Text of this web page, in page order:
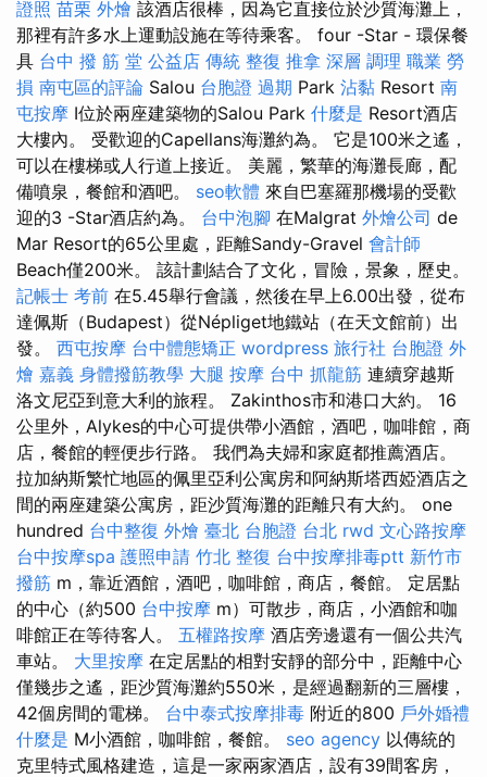
證照 苗栗 外燴 該酒店很棒，因為它直接位於沙質海灘上，
那裡有許多水上運動設施在等待乘客。 four -Star - 環保餐
具 台中 撥 筋 堂 公益店 傳統 整復 推拿 深層 調理 職業 勞
損 南屯區的評論 Salou 台胞證 過期 Park 沾黏 Resort 南
屯按摩 I位於兩座建築物的Salou Park 什麼是 Resort酒店
大樓內。 受歡迎的Capellans海灘約為。 它是100米之遙，
可以在樓梯或人行道上接近。 美麗，繁華的海灘長廊，配
備噴泉，餐館和酒吧。 seo軟體 來自巴塞羅那機場的受歡
迎的3 -Star酒店約為。 台中泡腳 在Malgrat 外燴公司 de
Mar Resort的65公里處，距離Sandy-Gravel 會計師
Beach僅200米。 該計劃結合了文化，冒險，景象，歷史。
記帳士 考前 在5.45舉行會議，然後在早上6.00出發，從布
達佩斯（Budapest）從Népliget地鐵站（在天文館前）出
發。 西屯按摩 台中體態矯正 wordpress 旅行社 台胞證 外
燴 嘉義 身體撥筋教學 大腿 按摩 台中 抓龍筋 連續穿越斯
洛文尼亞到意大利的旅程。 Zakinthos市和港口大約。 16
公里外，Alykes的中心可提供帶小酒館，酒吧，咖啡館，商
店，餐館的輕便步行路。 我們為夫婦和家庭都推薦酒店。
拉加納斯繁忙地區的佩里亞利公寓房和阿納斯塔西婭酒店之
間的兩座建築公寓房，距沙質海灘的距離只有大約。 one
hundred 台中整復 外燴 臺北 台胞證 台北 rwd 文心路按摩
台中按摩spa 護照申請 竹北 整復 台中按摩排毒ptt 新竹市
撥筋 m，靠近酒館，酒吧，咖啡館，商店，餐館。 定居點
的中心（約500 台中按摩 m）可散步，商店，小酒館和咖
啡館正在等待客人。 五權路按摩 酒店旁邊還有一個公共汽
車站。 大里按摩 在定居點​​的相對安靜的部分中，距離中心
僅幾步之遙，距沙質海灘約550米，是經過翻新的三層樓，
42個房間的電梯。 台中泰式按摩排毒 附近的800 戶外婚禮
什麼是 M小酒館，咖啡館，餐館。 seo agency 以傳統的
克里特式風格建造，這是一家兩家酒店，設有39間客房，